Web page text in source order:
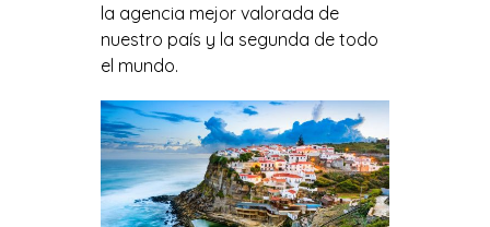
la agencia mejor valorada de
nuestro país y la segunda de todo
el mundo.